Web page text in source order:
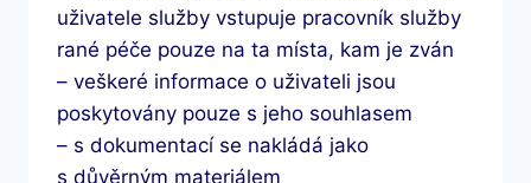
uživatele služby vstupuje pracovník služby
rané péče pouze na ta místa, kam je zván
– veškeré informace o uživateli jsou
poskytovány pouze s jeho souhlasem
– s dokumentací se nakládá jako
s důvěrným materiálem